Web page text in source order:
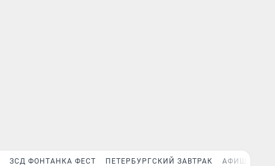
ЗСД ФОНТАНКА ФЕСТ ПЕТЕРБУРГСКИЙ ЗАВТРАК АФИША PLUS